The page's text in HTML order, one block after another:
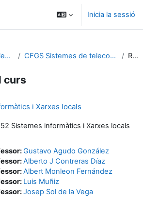
Inicia la sessió
Electrònica CFGS Sistemes de telecomunicació i informàtics Resum
curs
i Xarxes locals
Sistemes informàtics i Xarxes locals
Gustavo Agudo González
Alberto J Contreras Díaz
Albert Monleon Fernández
Luis Muñiz
Josep Sol de la Vega